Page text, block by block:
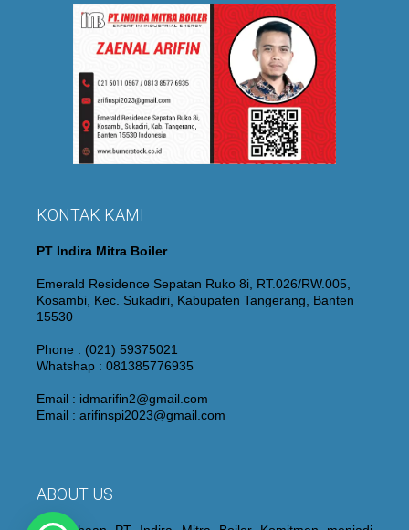
KONTAK KAMI
PT Indira Mitra Boiler
Emerald Residence Sepatan Ruko 8i, RT.026/RW.005,
Kosambi, Kec. Sukadiri, Kabupaten Tangerang, Banten
15530
Phone : (021) 59375021
Whatshap : 081385776935
Email : idmarifin2@gmail.com
Email : arifinspi2023@gmail.com
ABOUT US